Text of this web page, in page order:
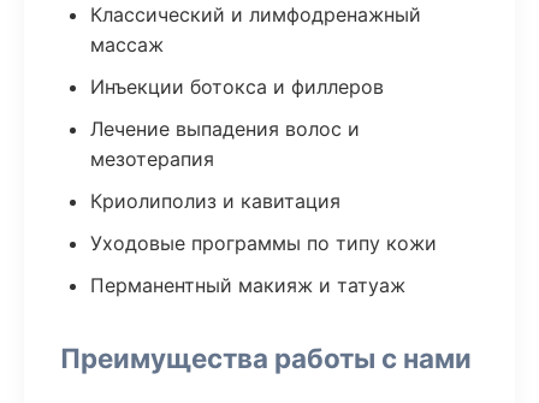
Классический и лимфодренажный
массаж
Инъекции ботокса и филлеров
Лечение выпадения волос и
мезотерапия
Криолиполиз и кавитация
Уходовые программы по типу кожи
Перманентный макияж и татуаж
Преимущества работы с нами